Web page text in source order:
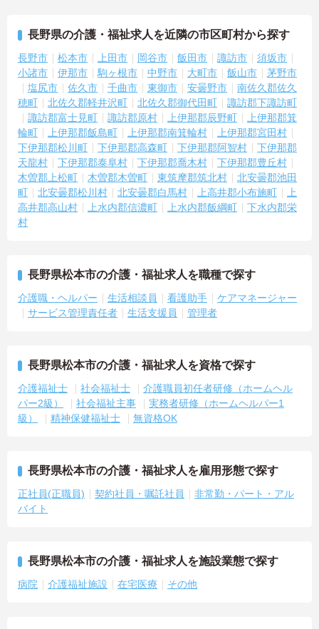
長野県の介護・福祉求人を近隣の市区町村から探す
長野市 松本市 上田市 岡谷市 飯田市 諏訪市
須坂市
小諸市
伊那市 駒ヶ根市 中野市 大町市 飯山市
茅野市
塩尻市
佐久市 千曲市 東御市 安曇野市
南佐久郡佐久
穂町
北佐久郡軽井沢町 北佐久郡御代田町
諏訪郡下諏訪町
諏訪郡富士見町
諏訪郡原村 上伊那郡辰野町
上伊那郡箕
輪町
上伊那郡飯島町 上伊那郡南箕輪村
上伊那郡宮田村
下伊那郡松川町
下伊那郡高森町 下伊那郡阿智村
下伊那郡
天龍村
下伊那郡泰阜村 下伊那郡喬木村
下伊那郡豊丘村
木曽郡上松町
木曽郡木曽町 東筑摩郡筑北村
北安曇郡池田
町
北安曇郡松川村 北安曇郡白馬村 上高井郡小布施町
上
高井郡高山村
上水内郡信濃町 上水内郡飯綱町
下水内郡栄
村
長野県松本市の介護・福祉求人を職種で探す
介護職・ヘルパー 生活相談員 看護助手
ケアマネージャー
サービス管理責任者
生活支援員 管理者
長野県松本市の介護・福祉求人を資格で探す
介護福祉士 社会福祉士
介護職員初任者研修（ホームヘル
パー2級）
社会福祉主事
実務者研修（ホームヘルパー1
級）
精神保健福祉士 無資格OK
長野県松本市の介護・福祉求人を雇用形態で探す
正社員(正職員) 契約社員・嘱託社員
非常勤・パート・アル
バイト
長野県松本市の介護・福祉求人を施設業態で探す
病院 介護福祉施設 在宅医療 その他